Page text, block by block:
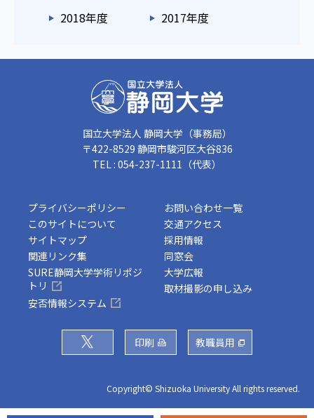
2018年度
2017年度
国立大学法人 静岡大学（事務局）
〒422-8529 静岡市駿河区大谷836
TEL : 054-237-1111（代表）
プライバシーポリシー
このサイトについて
サイトマップ
関連リンク集
お問い合わせ一覧
交通アクセス
採用情報
同窓会
SURE静岡大学学術リポジ
トリ
安否情報システム
大学広報
取材撮影の申し込み
印刷 教職員用
Copyright© Shizuoka University All rights reserved.